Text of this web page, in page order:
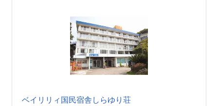
ベイリリィ国民宿舎しらゆり荘